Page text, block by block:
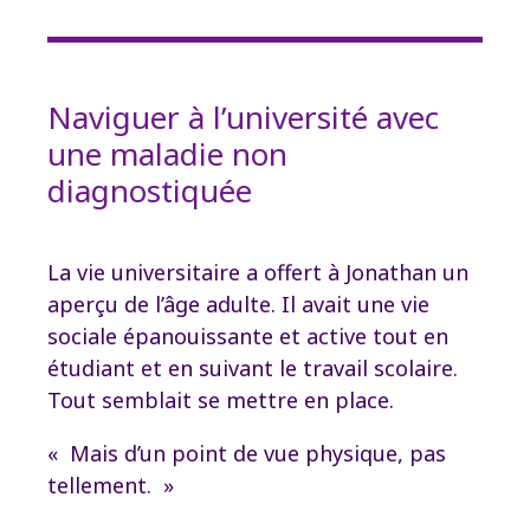
Naviguer à l’université avec
une maladie non
diagnostiquée
La vie universitaire a offert à Jonathan un
aperçu de l’âge adulte. Il avait une vie
sociale épanouissante et active tout en
étudiant et en suivant le travail scolaire.
Tout semblait se mettre en place.
« Mais d’un point de vue physique, pas
tellement. »